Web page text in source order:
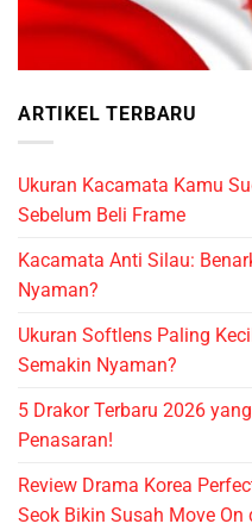
ARTIKEL TERBARU
Ukuran Kacamata Kamu
Sebelum Beli Frame
Kacamata Anti Silau:
Nyaman?
Ukuran Softlens Paling
Semakin Nyaman?
5 Drakor Terbaru 2026
Penasaran!
Review Drama Korea
Seok Bikin Susah Move On